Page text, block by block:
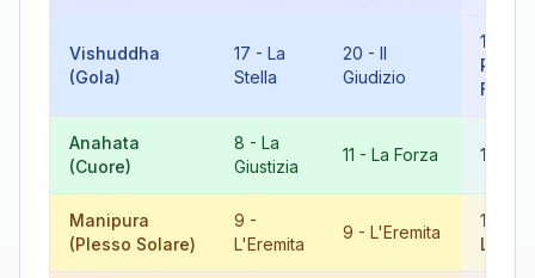
Vishuddha
(Gola)
17 - La
Stella
20 - Il
Giudizio
10
Anahata
(Cuore)
8 - La
Giustizia
11 - La Forza 19
Manipura
(Plesso Solare)
9 -
L'Eremita
9 - L'Eremita
18
Luna